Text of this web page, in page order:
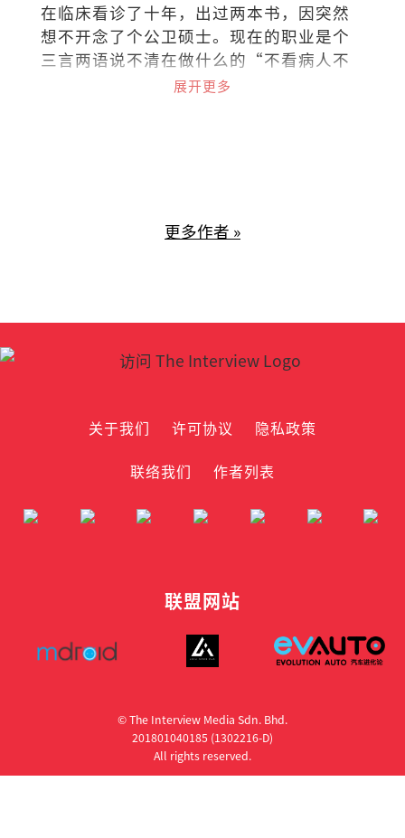
在临床看诊了十年，出过两本书，因突然
想不开念了个公卫硕士。现在的职业是个
三言两语说不清在做什么的“不看病人不
看诊的医生“(叹)。展开更多
更多作者 »
关于我们 许可协议
隐私政策
联络我们
作者列表
联盟网站
© The Interview Media Sdn. Bhd.
201801040185 (1302216­-D)
All rights reserved.